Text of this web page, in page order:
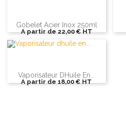
Gobelet Acier Inox 250ml
A partir de22,00 €HT
Vaporisateur Dhuile En...
A partir de18,00 €HT